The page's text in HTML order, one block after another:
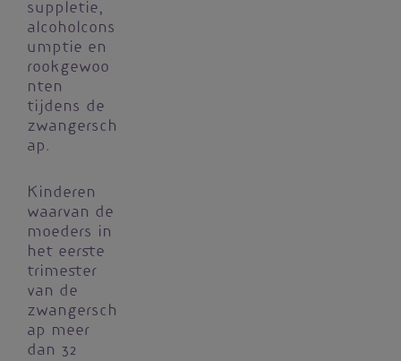
suppletie,
alcoholcons
umptie en
rookgewoo
nten
tijdens de
zwangersch
ap.
Kinderen
waarvan de
moeders in
het eerste
trimester
van de
zwangersch
ap meer
dan 32